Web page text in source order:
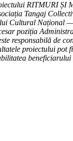
RITMURI ȘI
Tangaj
Cultural Național
poziția
responsabilă de
proiectului pot